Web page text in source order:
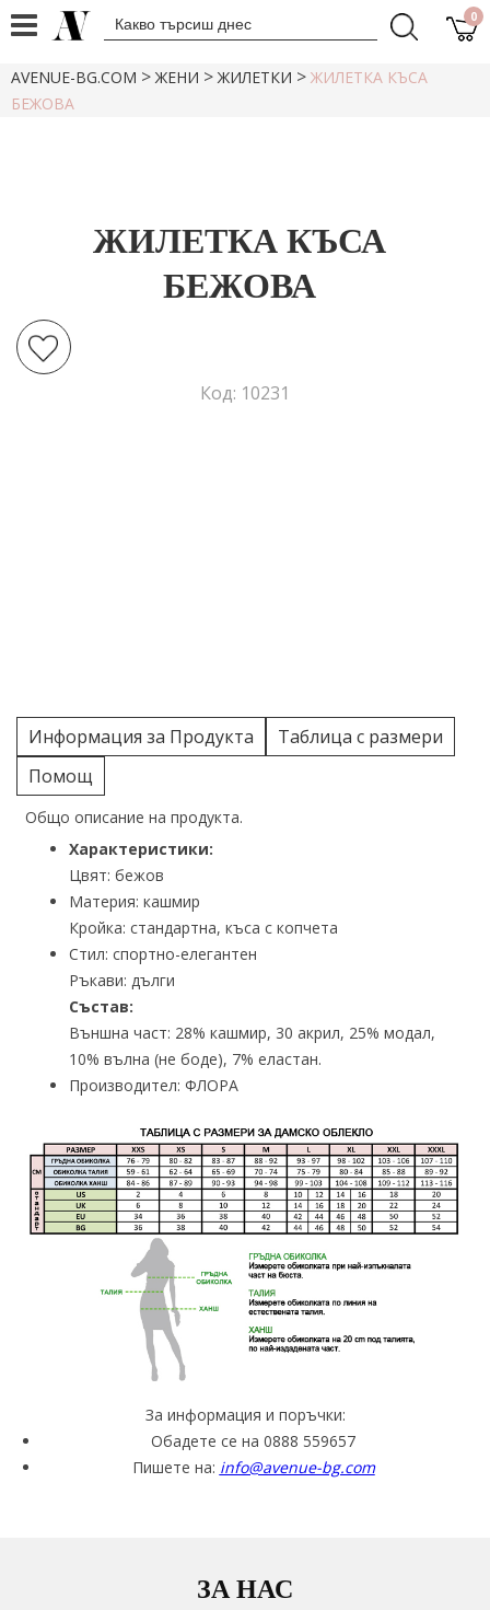
0
AVENUE-BG.COM >ЖЕНИ >ЖИЛЕТКИ > ЖИЛЕТКА КЪСА
БЕЖОВА
ЖИЛЕТКА КЪСА
БЕЖОВА
Код: 10231
Информация за Продукта
Таблица с размери
Помощ
Общо описание на продукта.
Характеристики:
Цвят: бежов
Материя: кашмир
Кройка: стандартна, къса с копчета
Стил: спортно-елегантен
Ръкави: дълги
Състав:
Външна част: 28% кашмир, 30 акрил, 25% модал,
10% вълна (не боде), 7% еластан.
Производител: ФЛОРА
За информация и поръчки:
Обадете се на 0888 559657
Пишете на: info@avenue-bg.com
ЗА НАС